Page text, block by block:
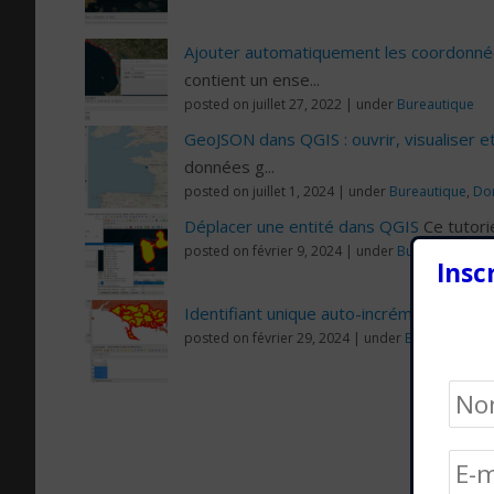
Ajouter automatiquement les
contient un ense...
posted on juillet 27, 2022 | under Bureautique
GeoJSON dans QGIS : ouvrir, visualiser
données g...
posted on juillet 1, 2024 | under Bureautique,
Déplacer une entité dans QGIS Ce
posted on février 9, 2024 | under Bureautique
Identifiant unique auto-incrémenté dans
posted on février 29, 2024 | under Bureautique